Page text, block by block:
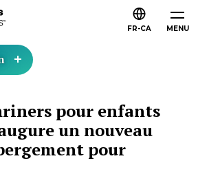
MENU
FR-CA
pour enfants
un nouveau
pour